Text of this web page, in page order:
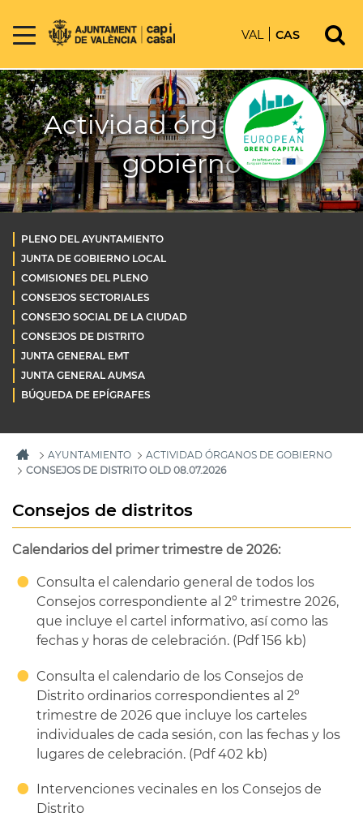
VAL CAS
Actividad órganos de
gobierno
PLENO DEL AYUNTAMIENTO
JUNTA DE GOBIERNO LOCAL
COMISIONES DEL PLENO
CONSEJOS SECTORIALES
CONSEJO SOCIAL DE LA CIUDAD
CONSEJOS DE DISTRITO
JUNTA GENERAL EMT
JUNTA GENERAL AUMSA
BÚQUEDA DE EPÍGRAFES
AYUNTAMIENTO
ACTIVIDAD ÓRGANOS DE GOBIERNO
CONSEJOS DE DISTRITO OLD 08.07.2026
Consejos de distritos
Calendarios del primer trimestre de 2026:
Consulta el calendario general de todos los
Consejos correspondiente al 2º trimestre 2026,
que incluye el cartel informativo, así como las
fechas y horas de celebración. (Pdf 156 kb)
Consulta el calendario de los Consejos de
Distrito ordinarios correspondientes al 2º
trimestre de 2026 que incluye los carteles
individuales de cada sesión, con las fechas y los
lugares de celebración. (Pdf 402 kb)
Intervenciones vecinales en los Consejos de
Distrito